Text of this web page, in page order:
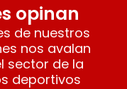
opinan
de nuestros
nos avalan
sector de la
deportivos